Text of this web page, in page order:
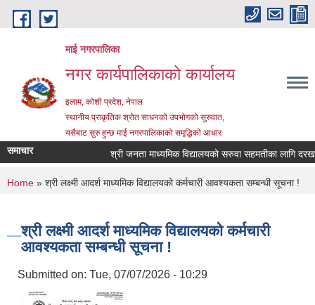
Skip to main content
माई नगरपालिका
नगर कार्यपालिकाको कार्यालय
इलाम, कोशी प्रदेश, नेपाल
स्थानीय प्राकृतिक श्रोत साधनको उपभोगको सुरुवात,
यसैबाट सुरु हुन्छ माई नगरपालिकाको समृद्धिको आधार
समाचार श्री जनता माध्यमिक विद्यालयको सरुवा सहमतीका लागि
You are here
Home » श्री लक्ष्मी आदर्श माध्यमिक विद्यालयको कर्मचारी आवश्यकता सम्बन्धी सूचना !
श्री लक्ष्मी आदर्श माध्यमिक विद्यालयको कर्मचारी
आवश्यकता सम्बन्धी सूचना !
Submitted on: Tue, 07/07/2026 - 10:29